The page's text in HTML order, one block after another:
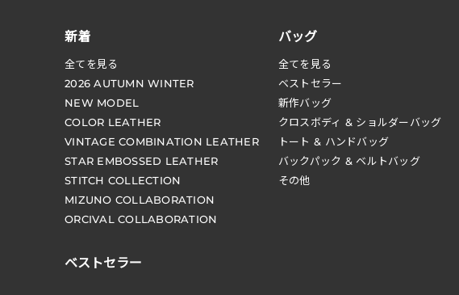
新着
全てを見る
2026 AUTUMN WINTER
NEW MODEL
COLOR LEATHER
VINTAGE COMBINATION LEATHER
STAR EMBOSSED LEATHER
STITCH COLLECTION
MIZUNO COLLABORATION
ORCIVAL COLLABORATION
ベストセラー
バッグ
全てを見る
ベストセラー
新作バッグ
クロスボディ & ショルダーバッグ
トート & ハンドバッグ
バックパック & ベルトバッグ
その他